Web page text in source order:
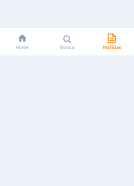
Home Busca Notícias